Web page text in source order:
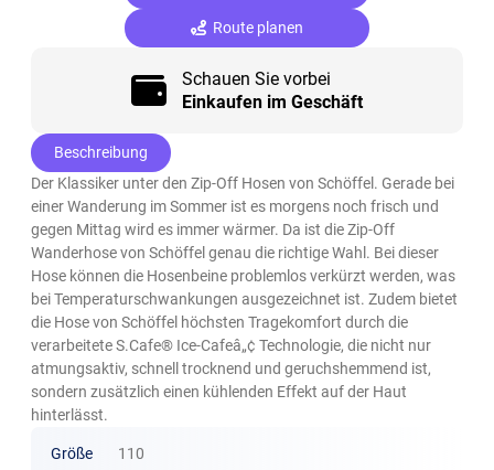
Route planen
Schauen Sie vorbei
Einkaufen im Geschäft
Beschreibung
Der Klassiker unter den Zip-Off Hosen von Schöffel. Gerade bei
einer Wanderung im Sommer ist es morgens noch frisch und
gegen Mittag wird es immer wärmer. Da ist die Zip-Off
Wanderhose von Schöffel genau die richtige Wahl. Bei dieser
Hose können die Hosenbeine problemlos verkürzt werden, was
bei Temperaturschwankungen ausgezeichnet ist. Zudem bietet
die Hose von Schöffel höchsten Tragekomfort durch die
verarbeitete S.Cafe® Ice-Cafeâ„¢ Technologie, die nicht nur
atmungsaktiv, schnell trocknend und geruchshemmend ist,
sondern zusätzlich einen kühlenden Effekt auf der Haut
hinterlässt.
Größe 110